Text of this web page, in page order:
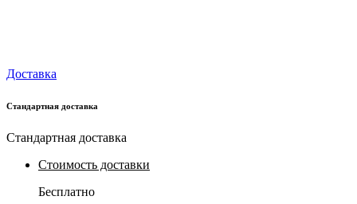
Доставка
Стандартная доставка
Стандартная доставка
Стоимость доставки
Бесплатно